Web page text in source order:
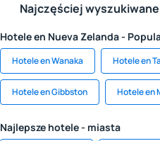
Najczęściej
Hotele en Nueva Zelanda -
Hotele en Wanaka Hotele en
Hotele en Gibbston Hotele en
Najlepsze hotele - miasta